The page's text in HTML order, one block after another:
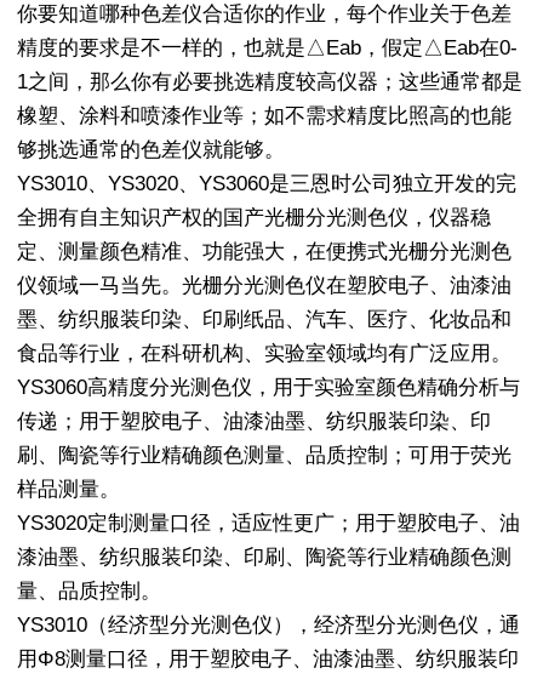
你要知道哪种色差仪合适你的作业，每个作业关于色差
精度的要求是不一样的，也就是△Eab，假定△Eab在0-
1之间，那么你有必要挑选精度较高仪器；这些通常都是
橡塑、涂料和喷漆作业等；如不需求精度比照高的也能
够挑选通常的色差仪就能够。
YS3010、YS3020、YS3060是三恩时公司独立开发的完
全拥有自主知识产权的国产光栅分光测色仪，仪器稳
定、测量颜色精准、功能强大，在便携式光栅分光测色
仪领域一马当先。光栅分光测色仪在塑胶电子、油漆油
墨、纺织服装印染、印刷纸品、汽车、医疗、化妆品和
食品等行业，在科研机构、实验室领域均有广泛应用。
YS3060高精度分光测色仪，用于实验室颜色精确分析与
传递；用于塑胶电子、油漆油墨、纺织服装印染、印
刷、陶瓷等行业精确颜色测量、品质控制；可用于荧光
样品测量。
YS3020定制测量口径，适应性更广；用于塑胶电子、油
漆油墨、纺织服装印染、印刷、陶瓷等行业精确颜色测
量、品质控制。
YS3010（经济型分光测色仪），经济型分光测色仪，通
用Φ8测量口径，用于塑胶电子、油漆油墨、纺织服装印